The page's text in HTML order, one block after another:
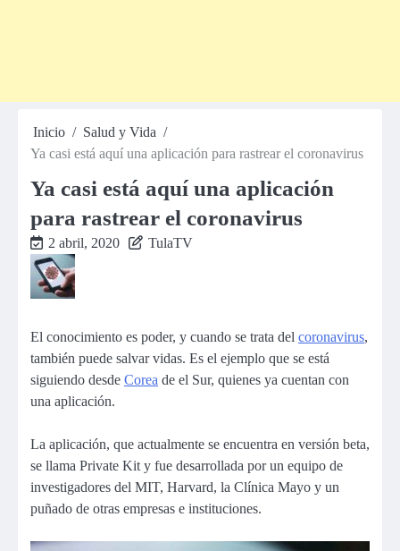
Inicio
Salud y Vida
Ya casi está aquí una aplicación para rastrear el coronavirus
Ya casi está aquí una aplicación
para rastrear el coronavirus
2 abril, 2020 TulaTV
El conocimiento es poder, y cuando se trata del coronavirus,
también puede salvar vidas. Es el ejemplo que se está
siguiendo desde Corea de el Sur, quienes ya cuentan con
una aplicación.
La aplicación, que actualmente se encuentra en versión beta,
se llama Private Kit y fue desarrollada por un equipo de
investigadores del MIT, Harvard, la Clínica Mayo y un
puñado de otras empresas e instituciones.